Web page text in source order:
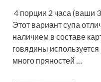
4 порции 2 часа (ваши
Этот вариант супа
наличием в составе
говядины
много пряностей …